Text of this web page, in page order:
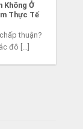
Không Ở
Thực Tế
thuận?
đô [...]